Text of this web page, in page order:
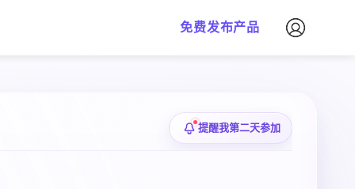
免费发布产品
提醒我第二天参加